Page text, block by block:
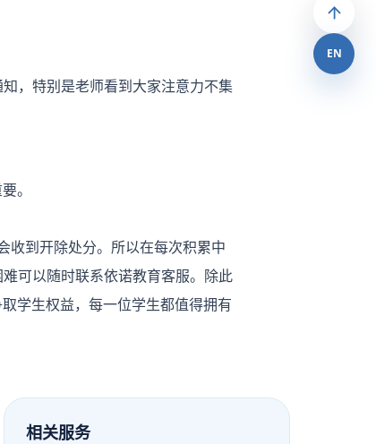
，特别是老师看到大家注意力不集
。
收到开除处分。所以在每次积累中
可以随时联系依诺教育客服。除此
学生权益，每一位学生都值得拥有
相关服务
EN